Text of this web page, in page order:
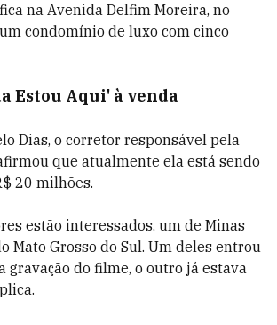
na Avenida Delfim Moreira, no
condomínio de luxo com cinco
Estou Aqui' à venda
Dias, o corretor responsável pela
que atualmente ela está sendo
20 milhões.
estão interessados, um de Minas
Mato Grosso do Sul. Um deles entrou
gravação do filme, o outro já estava